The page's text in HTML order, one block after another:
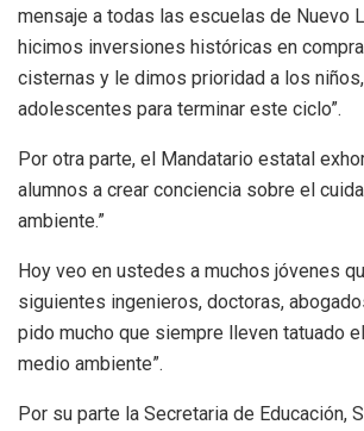
mensaje a todas las escuelas de Nuevo
hicimos inversiones históricas en
cisternas y le dimos prioridad a los
adolescentes para terminar este ciclo”.
Por otra parte, el Mandatario estatal
alumnos a crear conciencia sobre el
ambiente.”
Hoy veo en ustedes a muchos jóvenes
siguientes ingenieros, doctoras,
pido mucho que siempre lleven tatuado
medio ambiente”.
Por su parte la Secretaria de Educación,